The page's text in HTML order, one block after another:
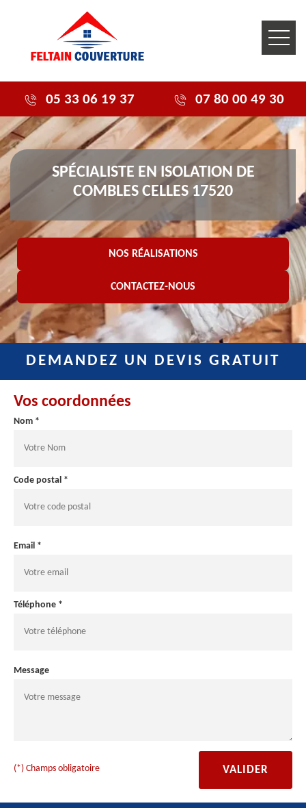
05 33 06 19 37 07 80 00 49 30
SPÉCIALISTE EN ISOLATION DE
COMBLES CELLES 17520
NOS RÉALISATIONS
CONTACTEZ-NOUS
DEMANDEZ UN DEVIS GRATUIT
Vos coordonnées
Nom *
Code postal *
Email *
Téléphone *
Message
(*) Champs obligatoire